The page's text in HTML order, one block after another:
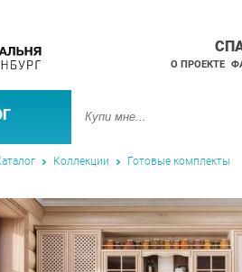
О ПРОЕКТЕ
Коллекции Готовые комплекты